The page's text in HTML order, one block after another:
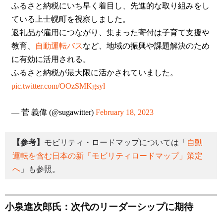
ふるさと納税にいち早く着目し、先進的な取り組みをし
ている上士幌町を視察しました。
返礼品が雇用につながり、集まった寄付は子育て支援や
教育、
自動運転バスなど、地域の振興や課題解決のため
に有効に活用される。
ふるさと納税が最大限に活かされていました。
pic.twitter.com/OOzSMKgsyl
— 菅 義偉 (@sugawitter) February 18, 2023
【参考】 モビリティ・ロードマップについては「 自動
運転を含む日本の新「モビリティロードマップ」策定
へ 」も参照。
小泉進次郎氏：次代のリーダーシップに期待